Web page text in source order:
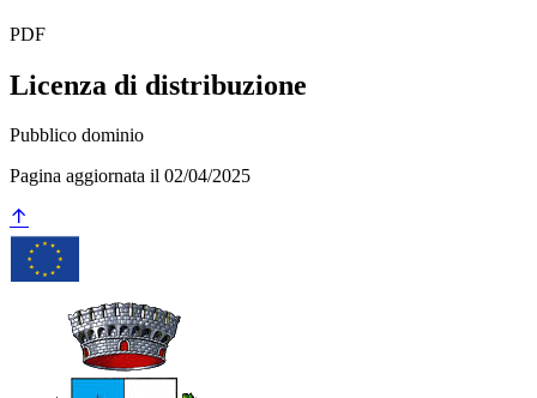
PDF
Licenza di distribuzione
Pubblico dominio
Pagina aggiornata il 02/04/2025